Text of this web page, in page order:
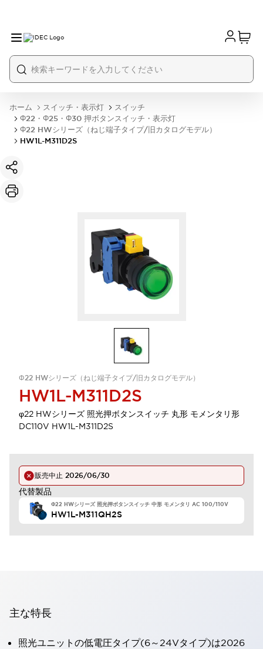
ホーム スイッチ・表示灯
スイッチ
Φ22・Φ25・Φ30 押ボタンスイッチ・表示灯
Φ22 HWシリーズ（ねじ端子タイプ/旧カタログモデル）
HW1L-M311D2S
Φ22 HWシリーズ（ねじ端子タイプ/旧カタログモデル）
HW1L-M311D2S
φ22 HWシリーズ 照光押ボタンスイッチ 丸形 モメンタリ形
DC110V HW1L-M311D2S
販売中止 2026/06/30
代替製品
Φ22 HWシリーズ 照光押ボタンスイッチ 中形 モメンタリ AC 100/110V
HW1L-M311QH2S
主な特長
照光ユニットの低電圧タイプ(6～24Vタイプ)は2026